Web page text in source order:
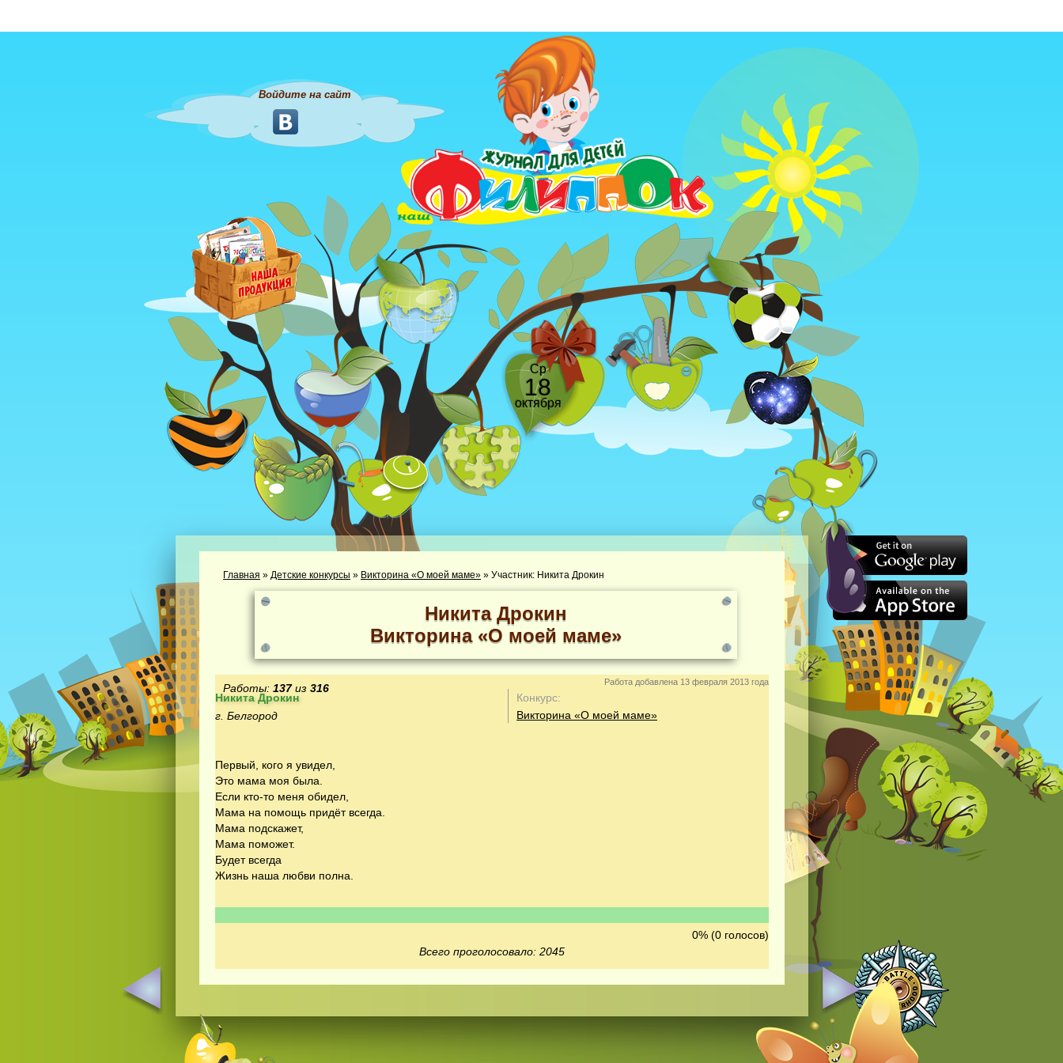
Войдите на сайт
Ср
18
октября
Главная » Детские конкурсы » Викторина «О моей маме» » Участник: Никита Дрокин
Никита Дрокин
Викторина «О моей маме»
Работы: 137из 316 Работа добавлена 13 февраля 2013 года
Никита Дрокин
г. Белгород
Конкурс:
Викторина «О моей маме»
Первый, кого я увидел,
Это мама моя была.
Если кто-то меня обидел,
Мама на помощь придёт всегда.
Мама подскажет,
Мама поможет.
Будет всегда
Жизнь наша любви полна.
0% (0 голосов)
Всего проголосовало: 2045